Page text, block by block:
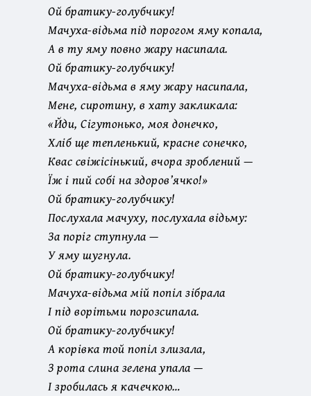
Ой братику-голубчику!
Мачуха-відьма під порогом яму копала,
А в ту яму повно жару насипала.
Ой братику-голубчику!
Мачуха-відьма в яму жару насипала,
Мене, сиротину, в хату закликала:
«Йди, Сігутонько, моя донечко,
Хліб ще тепленький, красне сонечко,
Квас свіжісінький, вчора зроблений —
Їж і пий собі на здоров’ячко!»
Ой братику-голубчику!
Послухала мачуху, послухала відьму:
За поріг ступнула —
У яму шугнула.
Ой братику-голубчику!
Мачуха-відьма мій попіл зібрала
І під ворітьми порозсипала.
Ой братику-голубчику!
А корівка той попіл злизала,
З рота слина зелена упала —
І зробилась я качечкою…